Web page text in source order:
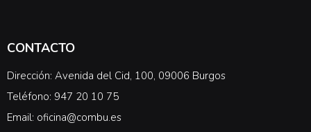
CONTACTO
Dirección: Avenida del Cid, 100, 09006 Burgos
Teléfono: 947 20 10 75
Email: oficina@combu.es